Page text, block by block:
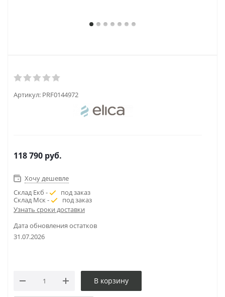
Артикул: PRF0144972
118 790 руб.
Хочу дешевле
Склад Екб -
под заказ
Склад Мск -
под заказ
Узнать сроки доставки
Дата обновления остатков
31.07.2026
В корзину